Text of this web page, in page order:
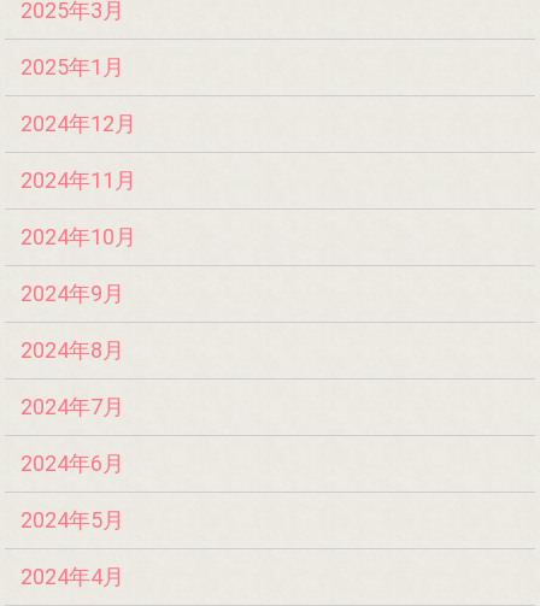
2025年3月
2025年1月
2024年12月
2024年11月
2024年10月
2024年9月
2024年8月
2024年7月
2024年6月
2024年5月
2024年4月